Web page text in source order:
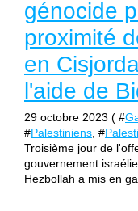
génocide
proximité
en
l'aide de
29 octobre 2023 ( #
#Palestiniens , #
Troisième jour de
gouvernement
Hezbollah a mis en